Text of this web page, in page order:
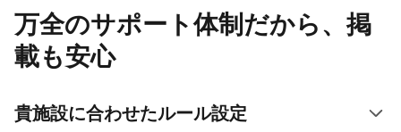
万全のサポート体制だから、掲
載も安心
貴施設に合わせたルール設定